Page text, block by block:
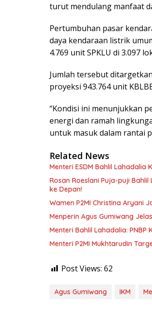
turut mendulang manfaat
Pertumbuhan pasar
daya kendaraan listrik
4.769 unit SPKLU di 3.097
Jumlah tersebut
proyeksi 943.764 unit
“Kondisi ini menunjukkan
energi dan ramah
untuk masuk dalam rantai
Related News
Menteri ESDM Bahlil Lahadalia
Rosan Roeslani Puja-puji
ke Depan!
Wamen P2MI Christina Aryani
Menperin Agus Gumiwang
Menteri Bahlil Lahadalia: PNBP
Menteri P2MI Mukhtarudin
Post Views: 62
Agus Gumiwang IKM